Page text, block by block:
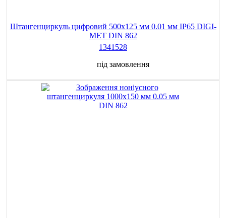
Штангенциркуль цифровий 500х125 мм 0.01 мм IP65 DIGI-
MET DIN 862
1341528
під замовлення